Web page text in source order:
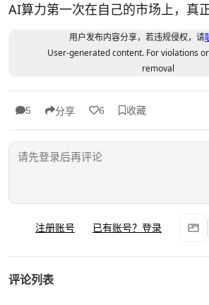
AI算力第一次在自己的市场上，真
用户发布内容分享，若违规侵权，请
User-generated content. For violations
removal
5 分享 6 收藏
注册账号 已有账号？登录
评论列表